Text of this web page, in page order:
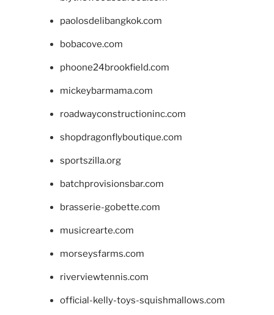
paolosdelibangkok.com
bobacove.com
phoone24brookfield.com
mickeybarmama.com
roadwayconstructioninc.com
shopdragonflyboutique.com
sportszilla.org
batchprovisionsbar.com
brasserie-gobette.com
musicrearte.com
morseysfarms.com
riverviewtennis.com
official-kelly-toys-squishmallows.com